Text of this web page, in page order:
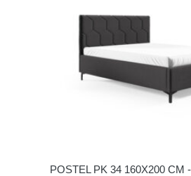
POSTEL PK 34 160X200 CM